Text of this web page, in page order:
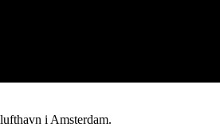
i Amsterdam.